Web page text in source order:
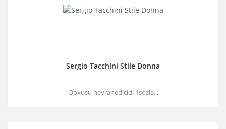
Sergio Tacchini Stile Donna
Qoxusu heyranedicidi 1sozlə...